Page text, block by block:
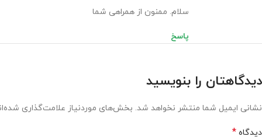
سلام. ممنون از همراهی شما
پاسخ
دیدگاهتان را بنویسید
نشانی ایمیل شما منتشر نخواهد شد. بخش‌های موردنیاز علامت‌گذاری
دیدگاه *